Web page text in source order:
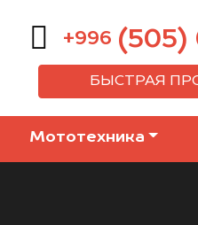
+996 (505)
БЫСТРАЯ
Мототехника